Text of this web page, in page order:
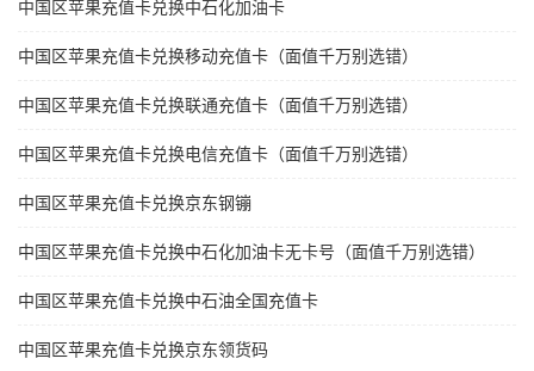
中国区苹果充值卡兑换中石化加油卡
中国区苹果充值卡兑换移动充值卡（面值千万别选错）
中国区苹果充值卡兑换联通充值卡（面值千万别选错）
中国区苹果充值卡兑换电信充值卡（面值千万别选错）
中国区苹果充值卡兑换京东钢镚
中国区苹果充值卡兑换中石化加油卡无卡号（面值千万别选错）
中国区苹果充值卡兑换中石油全国充值卡
中国区苹果充值卡兑换京东领货码